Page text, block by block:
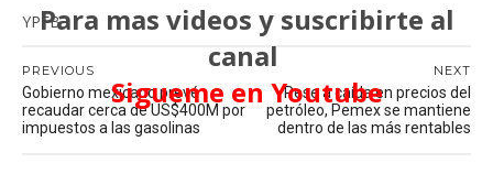
Para mas videos y suscribirte al
canal
Sigueme en Youtube
YPFB
NEXT
Pese a caída en precios del
petróleo, Pemex se mantiene
dentro de las más rentables
PREVIOUS
Gobierno mexicano prevé
recaudar cerca de US$400M por
impuestos a las gasolinas